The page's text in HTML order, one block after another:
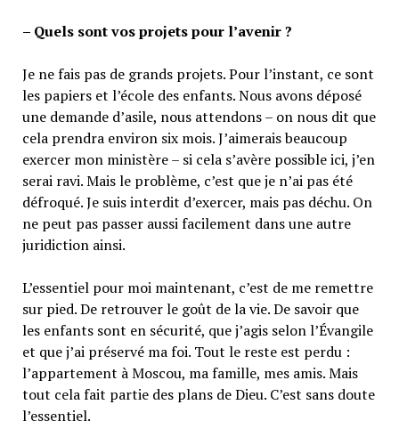
– Quels sont vos projets pour l’avenir ?
Je ne fais pas de grands projets. Pour l’instant, ce sont
les papiers et l’école des enfants. Nous avons déposé
une demande d’asile, nous attendons – on nous dit que
cela prendra environ six mois. J’aimerais beaucoup
exercer mon ministère – si cela s’avère possible ici, j’en
serai ravi. Mais le problème, c’est que je n’ai pas été
défroqué. Je suis interdit d’exercer, mais pas déchu. On
ne peut pas passer aussi facilement dans une autre
juridiction ainsi.
L’essentiel pour moi maintenant, c’est de me remettre
sur pied. De retrouver le goût de la vie. De savoir que
les enfants sont en sécurité, que j’agis selon l’Évangile
et que j’ai préservé ma foi. Tout le reste est perdu :
l’appartement à Moscou, ma famille, mes amis. Mais
tout cela fait partie des plans de Dieu. C’est sans doute
l’essentiel.